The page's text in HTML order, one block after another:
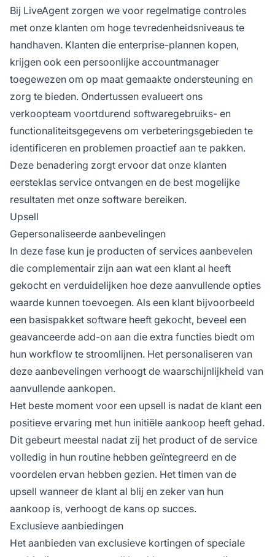
Bij LiveAgent zorgen we voor regelmatige controles
met onze klanten om hoge tevredenheidsniveaus te
handhaven. Klanten die enterprise-plannen kopen,
krijgen ook een persoonlijke accountmanager
toegewezen om op maat gemaakte ondersteuning en
zorg te bieden. Ondertussen evalueert ons
verkoopteam voortdurend softwaregebruiks- en
functionaliteitsgegevens om verbeteringsgebieden te
identificeren en problemen proactief aan te pakken.
Deze benadering zorgt ervoor dat onze klanten
eersteklas service ontvangen en de best mogelijke
resultaten met onze software bereiken.
Upsell
Gepersonaliseerde aanbevelingen
In deze fase kun je producten of services aanbevelen
die complementair zijn aan wat een klant al heeft
gekocht en verduidelijken hoe deze aanvullende opties
waarde kunnen toevoegen. Als een klant bijvoorbeeld
een basispakket software heeft gekocht, beveel een
geavanceerde add-on aan die extra functies biedt om
hun workflow te stroomlijnen. Het personaliseren van
deze aanbevelingen verhoogt de waarschijnlijkheid van
aanvullende aankopen.
Het beste moment voor een upsell is nadat de klant een
positieve ervaring met hun initiële aankoop heeft gehad.
Dit gebeurt meestal nadat zij het product of de service
volledig in hun routine hebben geïntegreerd en de
voordelen ervan hebben gezien. Het timen van de
upsell wanneer de klant al blij en zeker van hun
aankoop is, verhoogt de kans op succes.
Exclusieve aanbiedingen
Het aanbieden van exclusieve kortingen of speciale